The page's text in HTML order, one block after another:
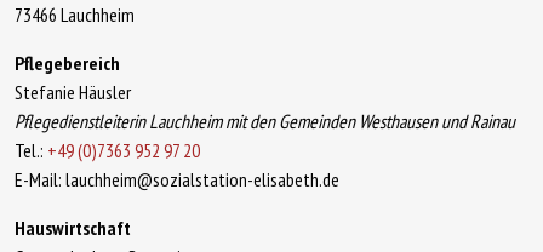
73466 Lauchheim
Pflegebereich
Stefanie Häusler
Pflegedienstleiterin Lauchheim mit den Gemeinden Westhausen und Rainau
Tel.: +49 (0)7363 952 97 20
E-Mail: lauchheim@sozialstation-elisabeth.de
Hauswirtschaft